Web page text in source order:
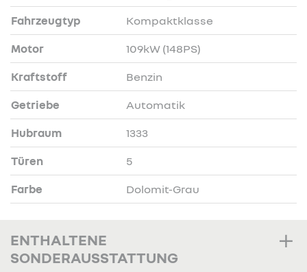
Fahrzeugtyp Kompaktklasse
Motor 109kW (148PS)
Kraftstoff Benzin
Getriebe Automatik
Hubraum 1333
Türen 5
Farbe Dolomit-Grau
ENTHALTENE
SONDERAUSSTATTUNG